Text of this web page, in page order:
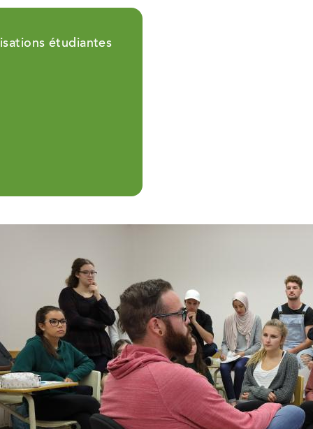
étudiantes